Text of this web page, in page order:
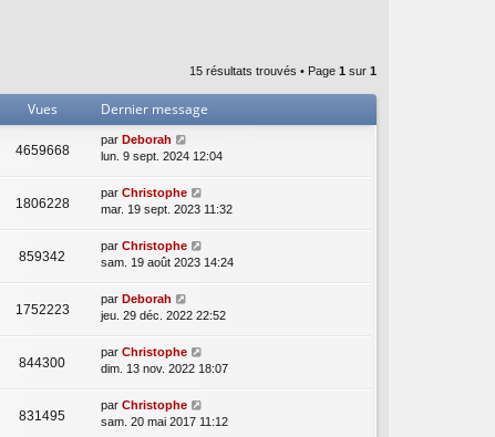
15 résultats trouvés • Page 1 sur 1
Vues Dernier message
4659668
par Deborah
lun. 9 sept. 2024 12:04
1806228
par Christophe
mar. 19 sept. 2023 11:32
859342
par Christophe
sam. 19 août 2023 14:24
1752223
par Deborah
jeu. 29 déc. 2022 22:52
844300
par Christophe
dim. 13 nov. 2022 18:07
831495
par Christophe
sam. 20 mai 2017 11:12